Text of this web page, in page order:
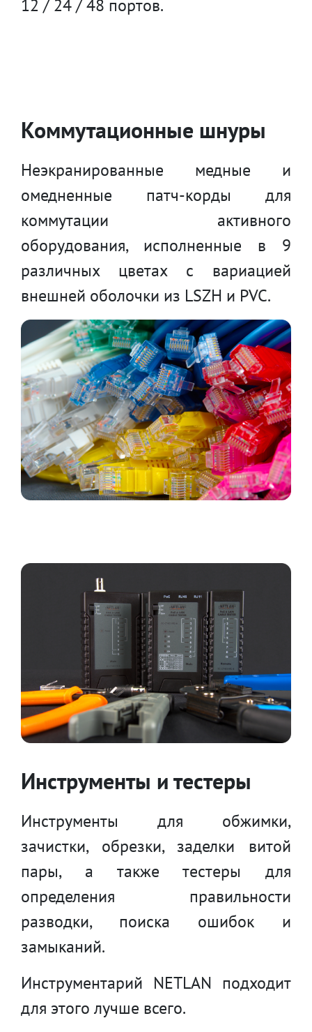
12 / 24 / 48 портов.
Коммутационные шнуры
Неэкранированные медные и
омедненные патч-корды для
коммутации активного
оборудования, исполненные в 9
различных цветах с вариацией
внешней оболочки из LSZH и PVC.
Инструменты и тестеры
Инструменты для обжимки,
зачистки, обрезки, заделки витой
пары, а также тестеры для
определения правильности
разводки, поиска ошибок и
замыканий.
Инструментарий NETLAN подходит
для этого лучше всего.